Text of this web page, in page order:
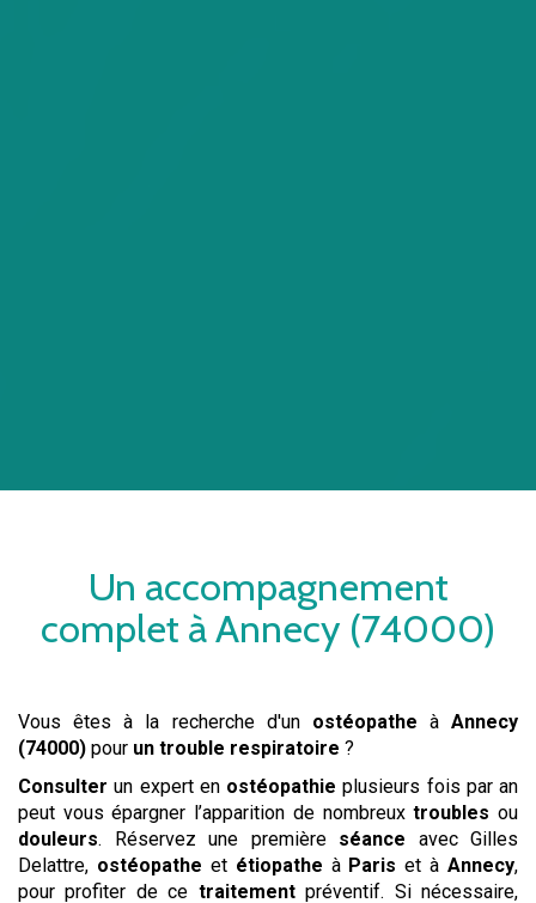
Un accompagnement
complet àAnnecy (74000)
Vous êtes à la recherche d'un ostéopathe à Annecy
(74000) pour un trouble respiratoire ?
Consulter un expert en ostéopathie plusieurs fois par an
peut vous épargner l’apparition de nombreuxtroubles ou
douleurs. Réservez une première séance avec Gilles
Delattre, ostéopathe et étiopathe à Paris et à Annecy,
pour profiter de ce traitementpréventif. Si nécessaire,